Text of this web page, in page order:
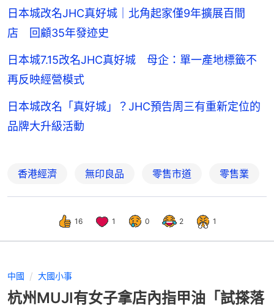
日本城改名JHC真好城｜北角起家僅9年擴展百間
店 回顧35年發迹史
日本城7.15改名JHC真好城 母企：單一產地標籤不
再反映經營模式
日本城改名「真好城」？JHC預告周三有重新定位的
品牌大升級活動
香港經濟 無印良品 零售市道 零售業
16 1 0 2 1
中國 大國小事
杭州MUJI有女子拿店內指甲油「試搽落